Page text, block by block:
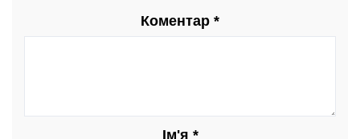
Коментар *
Ім'я *